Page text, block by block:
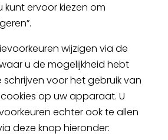
ervoor kiezen om
wijzigen via de
u de mogelijkheid hebt
voor het gebruik van
op uw apparaat. U
echter ook te allen
deze knop hieronder: